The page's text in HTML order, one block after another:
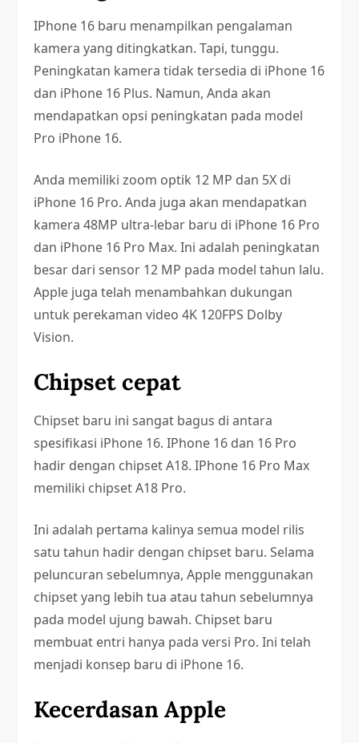
IPhone 16 baru menampilkan pengalaman
kamera yang ditingkatkan. Tapi, tunggu.
Peningkatan kamera tidak tersedia di iPhone 16
dan iPhone 16 Plus. Namun, Anda akan
mendapatkan opsi peningkatan pada model
Pro iPhone 16.
Anda memiliki zoom optik 12 MP dan 5X di
iPhone 16 Pro. Anda juga akan mendapatkan
kamera 48MP ultra-lebar baru di iPhone 16 Pro
dan iPhone 16 Pro Max. Ini adalah peningkatan
besar dari sensor 12 MP pada model tahun lalu.
Apple juga telah menambahkan dukungan
untuk perekaman video 4K 120FPS Dolby
Vision.
Chipset cepat
Chipset baru ini sangat bagus di antara
spesifikasi iPhone 16. IPhone 16 dan 16 Pro
hadir dengan chipset A18. IPhone 16 Pro Max
memiliki chipset A18 Pro.
Ini adalah pertama kalinya semua model rilis
satu tahun hadir dengan chipset baru. Selama
peluncuran sebelumnya, Apple menggunakan
chipset yang lebih tua atau tahun sebelumnya
pada model ujung bawah. Chipset baru
membuat entri hanya pada versi Pro. Ini telah
menjadi konsep baru di iPhone 16.
Kecerdasan Apple